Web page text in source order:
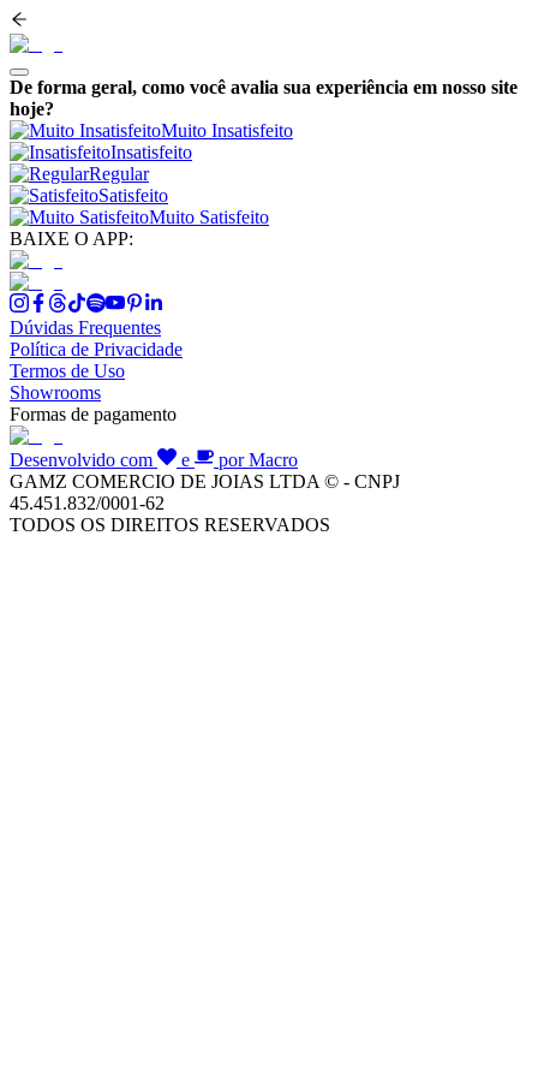
De forma geral, como você avalia sua experiência em nosso site
hoje?
Muito Insatisfeito
Insatisfeito
Regular
Satisfeito
Muito Satisfeito
BAIXE O APP:
Dúvidas Frequentes
Política de Privacidade
Termos de Uso
Showrooms
Formas de pagamento
Desenvolvido com e
por Macro
GAMZ COMERCIO DE JOIAS LTDA © - CNPJ
45.451.832/0001-62
TODOS OS DIREITOS RESERVADOS